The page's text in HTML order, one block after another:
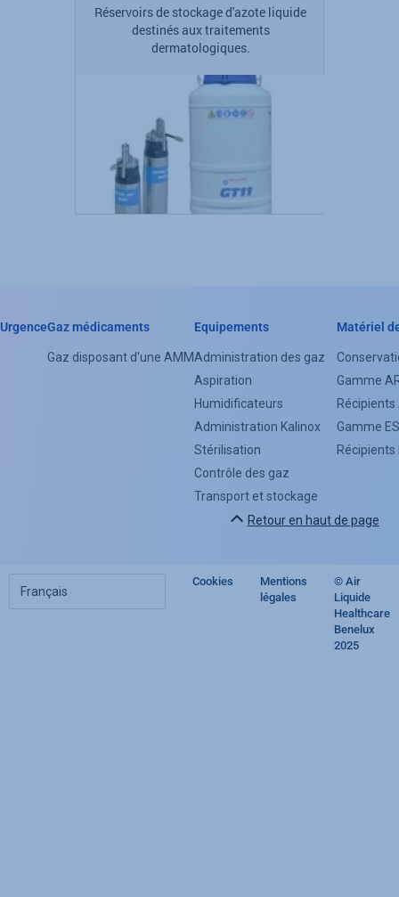
Réservoirs de stockage d'azote liquide
destinés aux traitements
dermatologiques.
Header
UrgenceGaz médicaments
Gaz disposant d'une AMM
Equipements
Administration des gaz
Aspiration
Humidificateurs
Administration Kalinox
Stérilisation
Contrôle des gaz
Transport et stockage
Matériel
Gamme
Récipients
Gamme
Récipients
Retour en haut de page
votre
Footer
Cookies
Mentions
légales
© Air
Liquide
Healthcare
Benelux
2025